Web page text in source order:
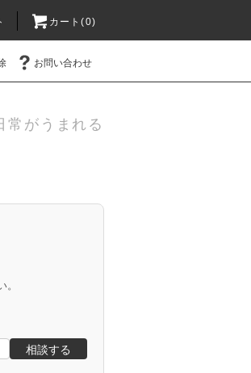
カート(0)
お問い合わせ
常がうまれる
相談する